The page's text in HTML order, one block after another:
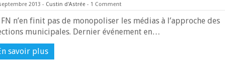
2013 - Custin d'Astrée - 1 Comment
FN n’en finit pas de monopoliser les médias à l’approche des
municipales. Dernier événement en…
savoir plus